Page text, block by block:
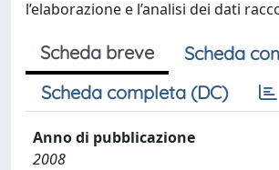
Scheda breve
Scheda
Scheda completa (DC)
Anno di pubblicazione
2008